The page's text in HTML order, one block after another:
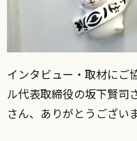
インタビュー・取材にご
ル代表取締役の坂下賢司
さん、ありがとうござい